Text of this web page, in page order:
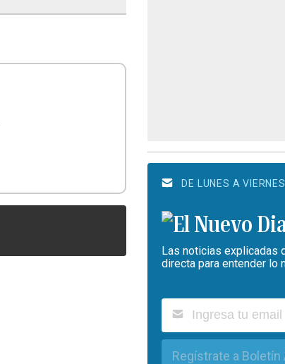
DE LUNES A VIERNES
Las noticias explicadas
directa para entender lo
Regístrate a Boletín